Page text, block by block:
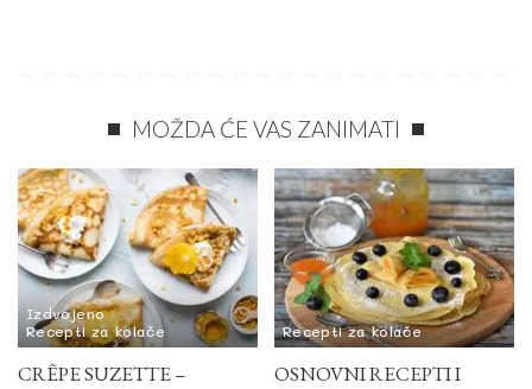
MOŽDA ĆE VAS ZANIMATI
Izdvojeno
Recepti za kolače
CRÊPE SUZETTE –
Recepti za kolače
OSNOVNI RECEPTI I